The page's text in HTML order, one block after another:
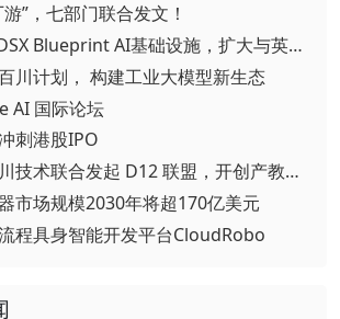
”，七部门联合发文！
▪ ABB通过集成DSX Blueprint AI基础设施，扩大与英伟达的合作
川计划， 构建工业大模型新生态
AI 国际论坛
刺港股IPO
▪ 重磅官宣！汇川技术联合发起 D12 联盟，开创产教融合新范式
市场规模2030年将超170亿美元
程具身智能开发平台CloudRobo